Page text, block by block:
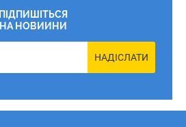
ПІДПИШІТЬСЯ
НА НОВИИНИ
НАДІСЛАТИ